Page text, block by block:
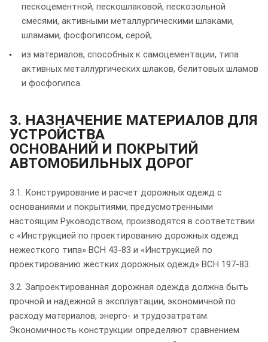
пескоцементной, пескошлаковой, пескозольной
смесями, активными металлургическими шлаками,
шламами, фосфогипсом, серой;
из материалов, способных к самоцементации, типа
активных металлургических шлаков, белитовых шламов
и фосфогипса.
3. НАЗНАЧЕНИЕ МАТЕРИАЛОВ ДЛЯ
УСТРОЙСТВА
ОСНОВАНИЙ И ПОКРЫТИЙ
АВТОМОБИЛЬНЫХ ДОРОГ
3.1. Конструирование и расчет дорожных одежд с
основаниями и покрытиями, предусмотренными
настоящим Руководством, производятся в соответствии
с «Инструкцией по проектированию дорожных одежд
нежесткого типа» ВСН 43-83 и «Инструкцией по
проектированию жестких дорожных одежд» ВСН 197-83.
3.2. Запроектированная дорожная одежда должна быть
прочной и надежной в эксплуатации, экономичной по
расходу материалов, энерго- и трудозатратам.
Экономичность конструкции определяют сравнением